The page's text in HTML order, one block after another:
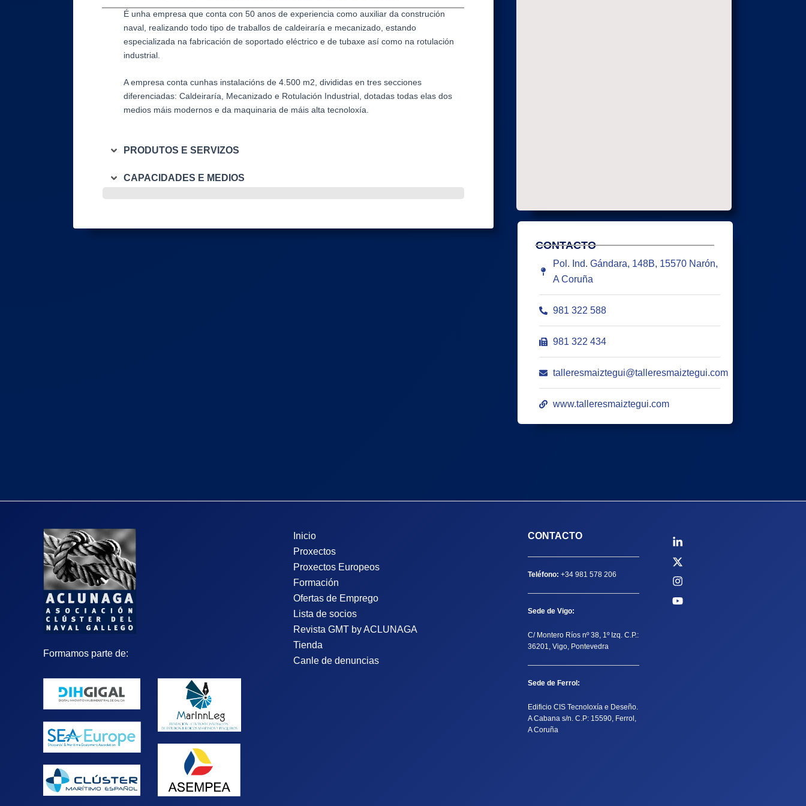
É unha empresa que conta con 50 anos de experiencia como auxiliar da construción
naval, realizando todo tipo de traballos de caldeiraría e mecanizado, estando
especializada na fabricación de soportado eléctrico e de tubaxe así como na rotulación
industrial.
A empresa conta cunhas instalacións de 4.500 m2, divididas en tres secciones
diferenciadas: Caldeiraría, Mecanizado e Rotulación Industrial, dotadas todas elas dos
medios máis modernos e da maquinaria de máis alta tecnoloxía.
PRODUTOS E SERVIZOS
CAPACIDADES E MEDIOS
CONTACTO
Pol. Ind. Gándara, 148B, 15570 Narón,
A Coruña
981 322 588
981 322 434
talleresmaiztegui@talleresmaiztegui.com
www.talleresmaiztegui.com
Formamos parte de:
Inicio
Proxectos
Proxectos Europeos
Formación
Ofertas de Emprego
Lista de socios
Revista GMT by ACLUNAGA
Tienda
Canle de denuncias
CONTACTO
Teléfono: +34 981 578 206
Sede de Vigo:
C/ Montero Ríos nº 38, 1º Izq. C.P.:
36201, Vigo, Pontevedra
Sede de Ferrol:
Edificio CIS Tecnoloxía e Deseño.
A Cabana s/n. C.P: 15590, Ferrol,
A Coruña